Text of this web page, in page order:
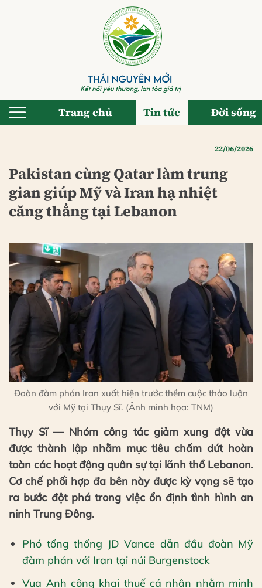
Trang chủ Tin tức Đời sống
22/06/2026
Pakistan cùng Qatar làm trung
gian giúp Mỹ và Iran hạ nhiệt
căng thẳng tại Lebanon
Đoàn đàm phán Iran xuất hiện trước thềm cuộc thảo luận
với Mỹ tại Thụy Sĩ. (Ảnh minh họa: TNM)
Thụy Sĩ — Nhóm công tác giảm xung đột vừa
được thành lập nhằm mục tiêu chấm dứt hoàn
toàn các hoạt động quân sự tại lãnh thổ Lebanon.
Cơ chế phối hợp đa bên này được kỳ vọng sẽ tạo
ra bước đột phá trong việc ổn định tình hình an
ninh Trung Đông.
Phó tổng thống JD Vance dẫn đầu đoàn Mỹ
đàm phán với Iran tại núi Burgenstock
Vua Anh công khai thuế cá nhân nhằm minh